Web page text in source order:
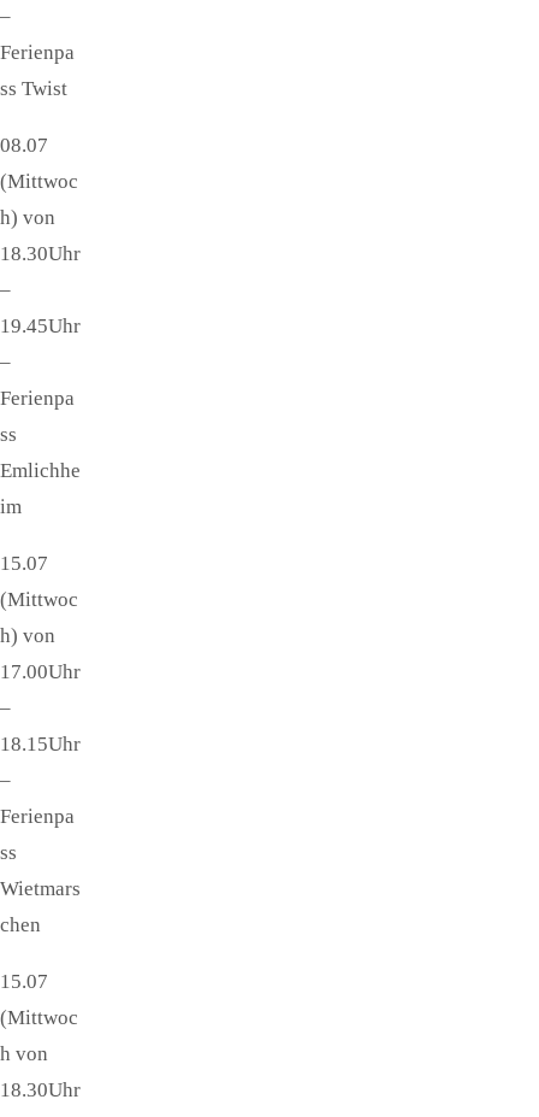
–
Ferienpa
ss Twist
08.07
(Mittwoc
h) von
18.30Uhr
–
19.45Uhr
–
Ferienpa
ss
Emlichhe
im
15.07
(Mittwoc
h) von
17.00Uhr
–
18.15Uhr
–
Ferienpa
ss
Wietmars
chen
15.07
(Mittwoc
h von
18.30Uhr